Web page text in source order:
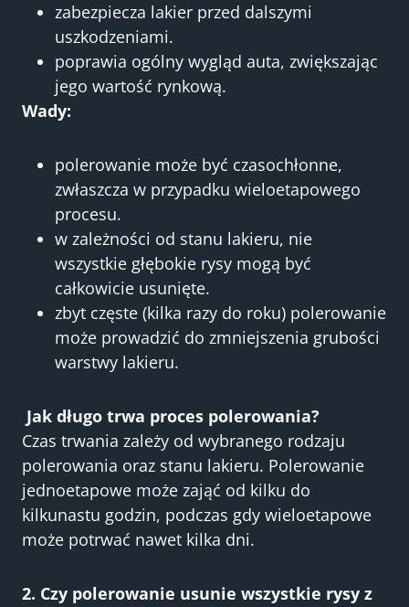
zabezpiecza lakier przed dalszymi
uszkodzeniami.
poprawia ogólny wygląd auta, zwiększając
jego wartość rynkową.
Wady:
polerowanie może być czasochłonne,
zwłaszcza w przypadku wieloetapowego
procesu.
w zależności od stanu lakieru, nie
wszystkie głębokie rysy mogą być
całkowicie usunięte.
zbyt częste (kilka razy do roku) polerowanie
może prowadzić do zmniejszenia grubości
warstwy lakieru.
Jak długo trwa proces polerowania?
Czas trwania zależy od wybranego rodzaju
polerowania oraz stanu lakieru. Polerowanie
jednoetapowe może zająć od kilku do
kilkunastu godzin, podczas gdy wieloetapowe
może potrwać nawet kilka dni.
2. Czy polerowanie usunie wszystkie rysy z